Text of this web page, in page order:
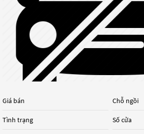
Giá bán
Tình trạng
Chỗ ngồi
Số cửa